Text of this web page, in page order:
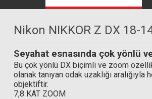
Nikon NIKKOR Z DX 18-
Seyahat esnasında çok yönlü
Bu çok yönlü DX biçimli ve zoom
olanak tanıyan odak uzaklığı
objektiftir.
7,8 KAT ZOOM